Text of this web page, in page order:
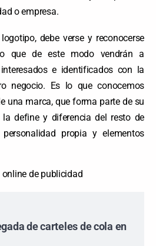
o empresa.
debe verse y reconocerse
que de este modo vendrán a
e identificados con la
negocio. Es lo que conocemos
una marca, que forma parte de su
define y diferencia del resto de
propia y elementos
de carteles de cola en